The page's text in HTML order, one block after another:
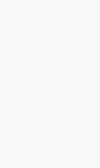
با امضای